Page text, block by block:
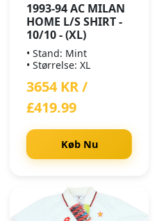
1993-94 AC MILAN
HOME L/S SHIRT -
10/10 - (XL)
• Stand: Mint
• Størrelse: XL
3654 KR /
£419.99
Køb Nu